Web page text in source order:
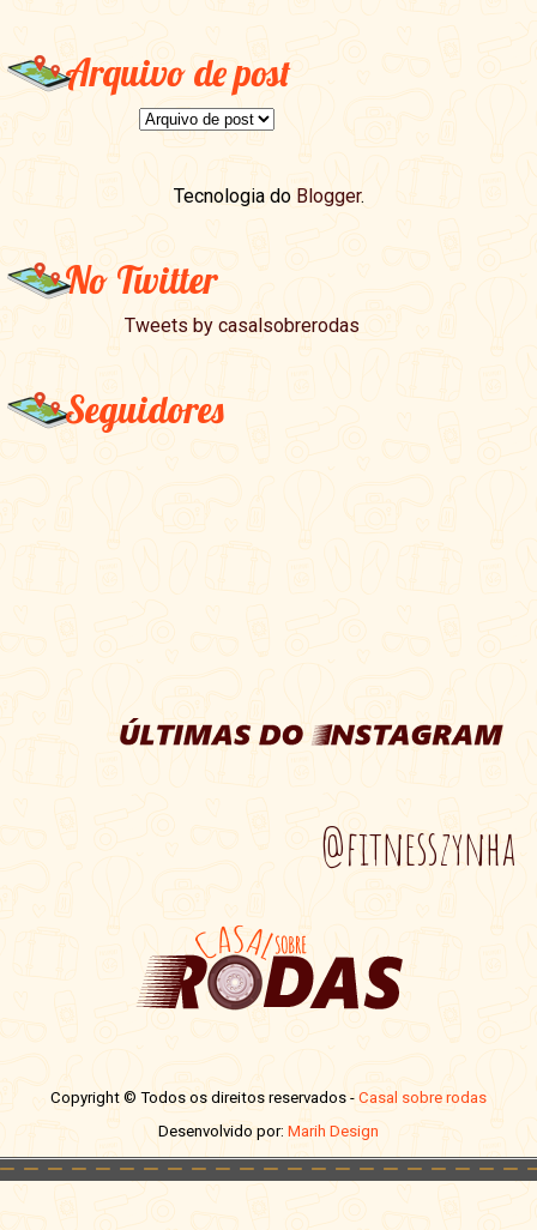
Arquivo de post
Tecnologia do Blogger.
No Twitter
Tweets by casalsobrerodas
Seguidores
@fitnesszynha
Copyright © Todos os direitos reservados - Casal sobre rodas
Desenvolvido por: Marih Design